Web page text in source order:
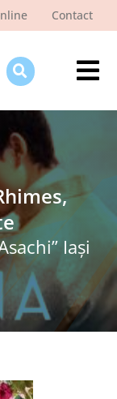
Contact
Iaşi